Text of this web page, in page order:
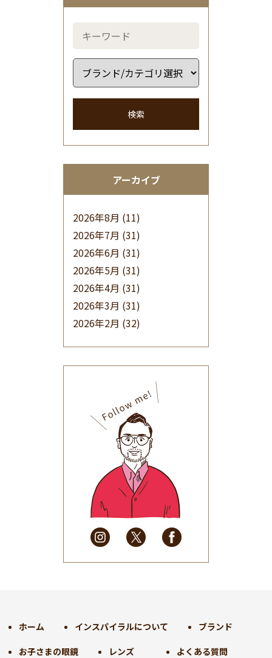
検索
アーカイブ
2026年8月 (11)
2026年7月 (31)
2026年6月 (31)
2026年5月 (31)
2026年4月 (31)
2026年3月 (31)
2026年2月 (32)
(32)
2025年9月(30)
2025年8月(31)
2025年7月(37)
2025年6月(48)
2025年5月
(41)
2025年4月
(32)
2025年3月(31)
2025年2月
(28)
2025年1月
(34)
2024年9月(30)
ホーム インスパイラルについて ブランド
お子さまの眼鏡 レンズ よくある質問